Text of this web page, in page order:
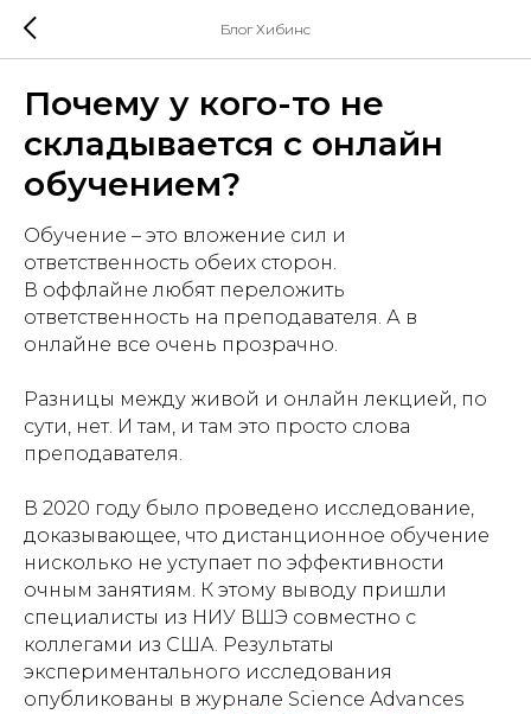
Блог Хибинс
Почему у кого-то не
складывается с онлайн
обучением?
Обучение – это вложение сил и
ответственность обеих сторон.
В оффлайне любят переложить
ответственность на преподавателя. А в
онлайне все очень прозрачно.
Разницы между живой и онлайн лекцией, по
сути, нет. И там, и там это просто слова
преподавателя.
В 2020 году было проведено исследование,
доказывающее, что дистанционное обучение
нисколько не уступает по эффективности
очным занятиям. К этому выводу пришли
специалисты из НИУ ВШЭ совместно с
коллегами из США. Результаты
экспериментального исследования
опубликованы в журнале Science Advances